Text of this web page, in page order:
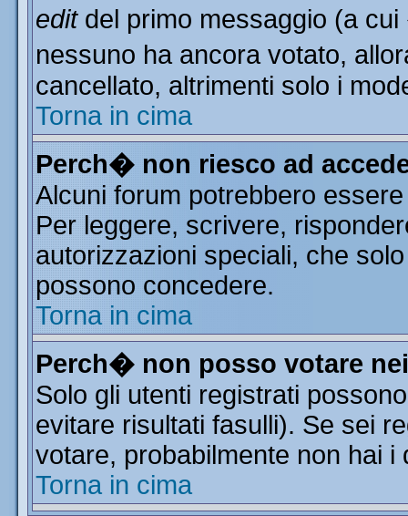
editdel primo messaggio (a
nessuno ha ancora votato,
cancellato, altrimenti solo i
Torna in cima
Perch� non riesco ad
Alcuni forum potrebbero
Per leggere, scrivere,
autorizzazioni speciali, che
possono concedere.
Torna in cima
Perch� non posso votare
Solo gli utenti registrati
evitare risultati fasulli). Se sei
votare, probabilmente non hai
Torna in cima